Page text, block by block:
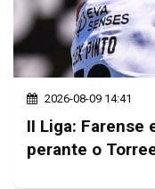
2026-08-09 14:41
II Liga: Farense
perante o